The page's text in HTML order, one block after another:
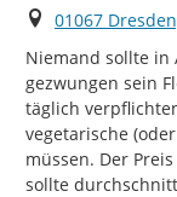
Ort
01067
Niemand sollte in
gezwungen sein
täglich
vegetarische
müssen. Der
sollte